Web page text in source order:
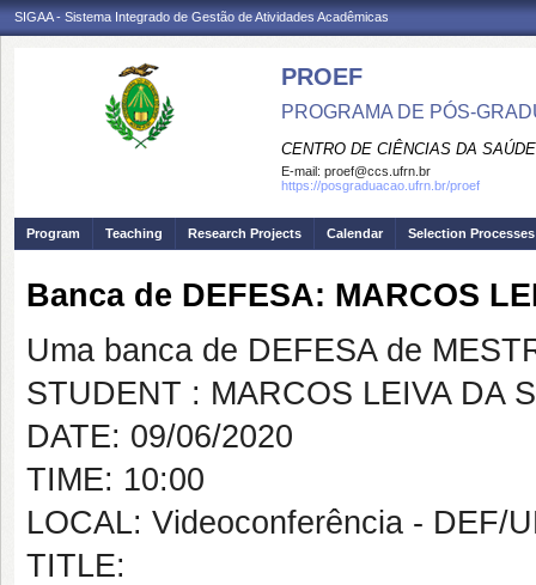
SIGAA - Sistema Integrado de Gestão de Atividades Acadêmicas
PROEF
PROGRAMA DE PÓS-
CENTRO DE CIÊNCIAS DA SAÚDE
E-mail: proef@ccs.ufrn.br
https://posgraduacao.ufrn.br/proef
Program Teaching Research Projects Calendar Selection Processes
Banca de DEFESA: MARCOS
Uma banca de DEFESA de
STUDENT : MARCOS LEIVA DA
DATE: 09/06/2020
TIME: 10:00
LOCAL: Videoconferência - DEF/
TITLE: